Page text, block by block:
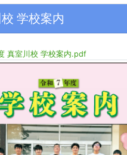
学校案内
真室川校 学校案内.pdf